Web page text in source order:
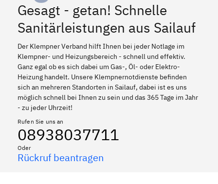
Gesagt - getan! Schnelle
Sanitärleistungen aus Sailauf
Der Klempner Verband hilft Ihnen bei jeder Notlage im
Klempner- und Heizungsbereich - schnell und effektiv.
Ganz egal ob es sich dabei um Gas-, Öl- oder Elektro-
Heizung handelt. Unsere Klempnernotdienste befinden
sich an mehreren Standorten in Sailauf, dabei ist es uns
möglich schnell bei Ihnen zu sein und das 365 Tage im Jahr
- zu jeder Uhrzeit!
Rufen Sie uns an
08938037711
Oder
Rückruf beantragen